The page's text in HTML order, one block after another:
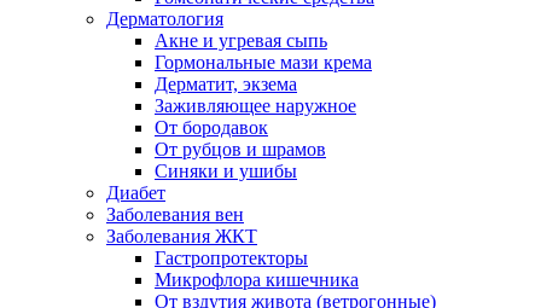
Дерматология
Акне и угревая сыпь
Гормональные мази крема
Дерматит, экзема
Заживляющее наружное
От бородавок
От рубцов и шрамов
Синяки и ушибы
Диабет
Заболевания вен
Заболевания ЖКТ
Гастропротекторы
Микрофлора кишечника
От вздутия живота (ветрогонные)